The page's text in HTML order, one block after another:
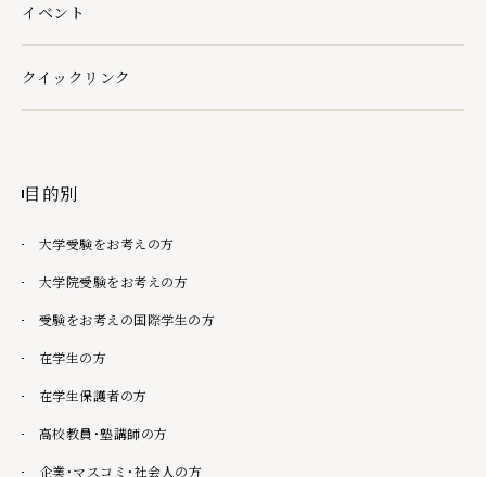
イベント
クイックリンク
クイックリンクの下層ページ一覧を開く
目的別
大学受験をお考えの方
大学院受験をお考えの方
受験をお考えの国際学生の方
在学生の方
在学生保護者の方
高校教員・塾講師の方
企業・マスコミ・社会人の方